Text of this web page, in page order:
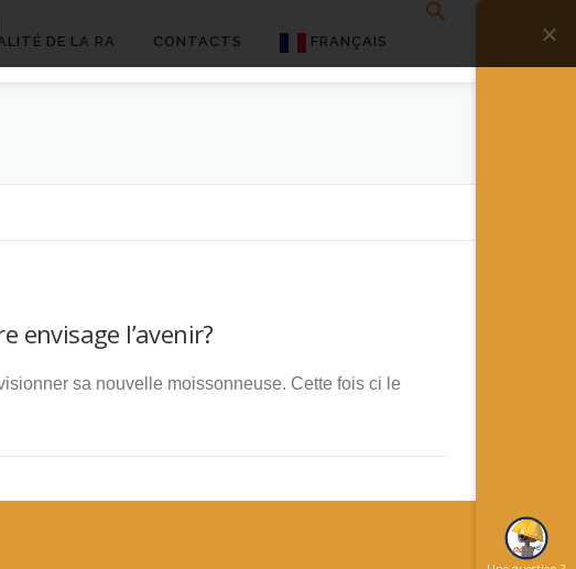
DE LA RA CONTACTS FRANÇAIS
envisage l’avenir?
sa nouvelle moissonneuse. Cette fois ci le